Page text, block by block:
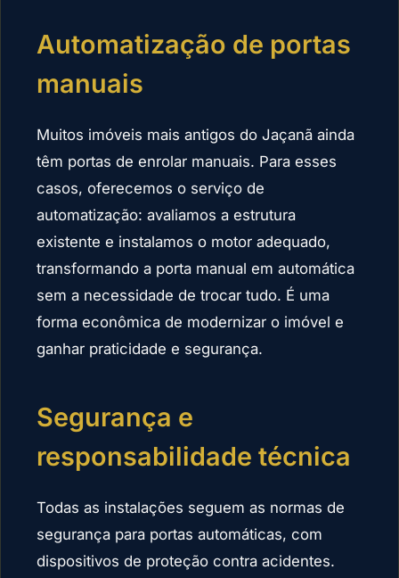
Automatização de portas
manuais
Muitos imóveis mais antigos do Jaçanã ainda
têm portas de enrolar manuais. Para esses
casos, oferecemos o serviço de
automatização: avaliamos a estrutura
existente e instalamos o motor adequado,
transformando a porta manual em automática
sem a necessidade de trocar tudo. É uma
forma econômica de modernizar o imóvel e
ganhar praticidade e segurança.
Segurança e
responsabilidade técnica
Todas as instalações seguem as normas de
segurança para portas automáticas, com
dispositivos de proteção contra acidentes.